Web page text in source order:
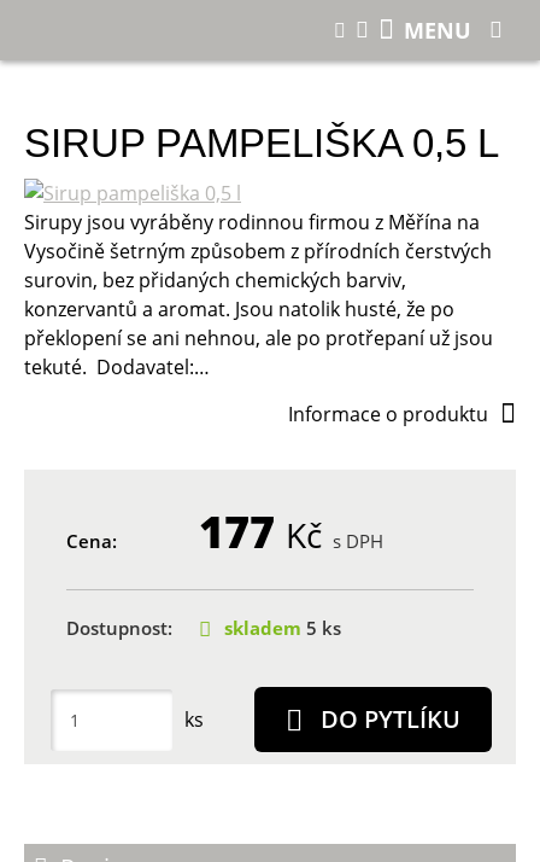
Sirup pampeliška 0,5 l
SIRUP PAMPELIŠKA 0,5 L
Sirupy jsou vyráběny rodinnou firmou z Měřína na
Vysočině šetrným způsobem z přírodních čerstvých
surovin, bez přidaných chemických barviv,
konzervantů a aromat. Jsou natolik husté, že po
překlopení se ani nehnou, ale po protřepaní už jsou
tekuté. Dodavatel:…
Informace o produktu
Cena: 177 Kč s DPH
Dostupnost: skladem 5 ks
ks DO PYTLÍKU
MENU